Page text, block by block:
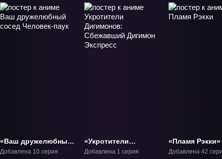
«Ваш дружелюбный
сосед Человек-паук»
Добавлена 10 серия
«Укротители
Дигимонов:
Добавлена 1 серия
«Пламя
Добавлена 42